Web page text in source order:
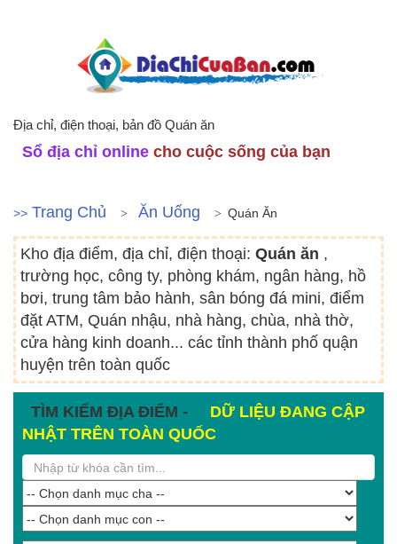
Địa chỉ, điện thoại, bản đồ Quán ăn
Sổ địa chỉ online cho cuộc sống của bạn
>> Trang Chủ Ăn Uống Quán Ăn
Kho địa điểm, địa chỉ, điện thoại: Quán ăn ,
trường học, công ty, phòng khám, ngân hàng, hồ
bơi, trung tâm bảo hành, sân bóng đá mini, điểm
đặt ATM, Quán nhậu, nhà hàng, chùa, nhà thờ,
cửa hàng kinh doanh... các tỉnh thành phố quận
huyện trên toàn quốc
TÌM KIẾM ĐỊA ĐIỂM -
DỮ LIỆU ĐANG CẬP
NHẬT TRÊN TOÀN QUỐC